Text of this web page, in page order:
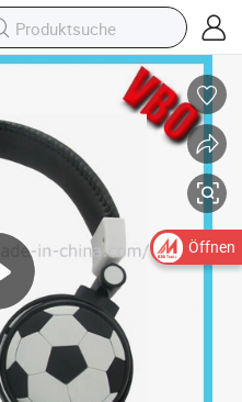
Öffnen